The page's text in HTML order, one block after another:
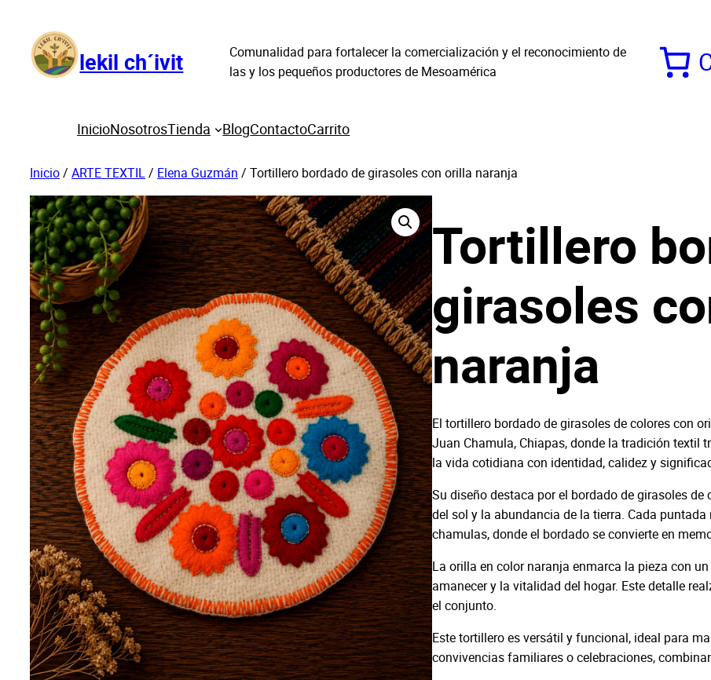
contenido
lekil ch´ivit
Comunalidad para fortalecer la comercialización y el reconocimiento de
las y los pequeños productores de Mesoamérica
InicioNosotrosTienda BlogContactoCarrito
Inicio/ ARTE TEXTIL/ Elena Guzmán / Tortillero bordado de girasoles con orilla naranja
Tortillero
girasoles
naranja
El tortillero bordado de girasoles de colores con
Juan Chamula, Chiapas, donde la tradición textil
la vida cotidiana con identidad, calidez y
Su diseño destaca por el bordado de girasoles
del sol y la abundancia de la tierra. Cada
chamulas, donde el bordado se convierte en
La orilla en color naranja enmarca la pieza con
amanecer y la vitalidad del hogar. Este detalle
el conjunto.
Este tortillero es versátil y funcional, ideal para
convivencias familiares o celebraciones,